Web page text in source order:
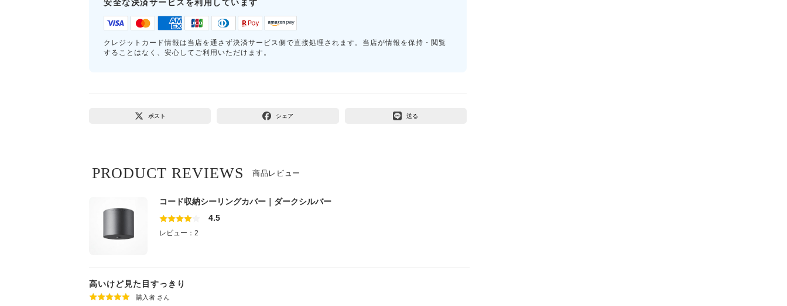
安全な決済サービスを利用しています
クレジットカード情報は当店を通さず決済サービス側で直接処理されます。当店が情報を保持・閲覧
することはなく、安心してご利用いただけます。
ポスト シェア 送る
商品レビュー
PRODUCT REVIEWS
コード収納シーリングカバー｜ダークシルバー
4.5
レビュー：2
高いけど見た目すっきり
購入者 さん